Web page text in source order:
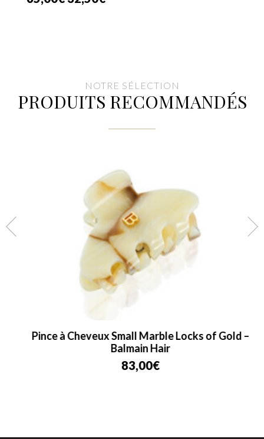
prix
NOTRE SÉLECTION
PRODUITS RECOMMANDÉS
Pince à Cheveux Small Marble Locks of Gold –
Balmain Hair
83,00€